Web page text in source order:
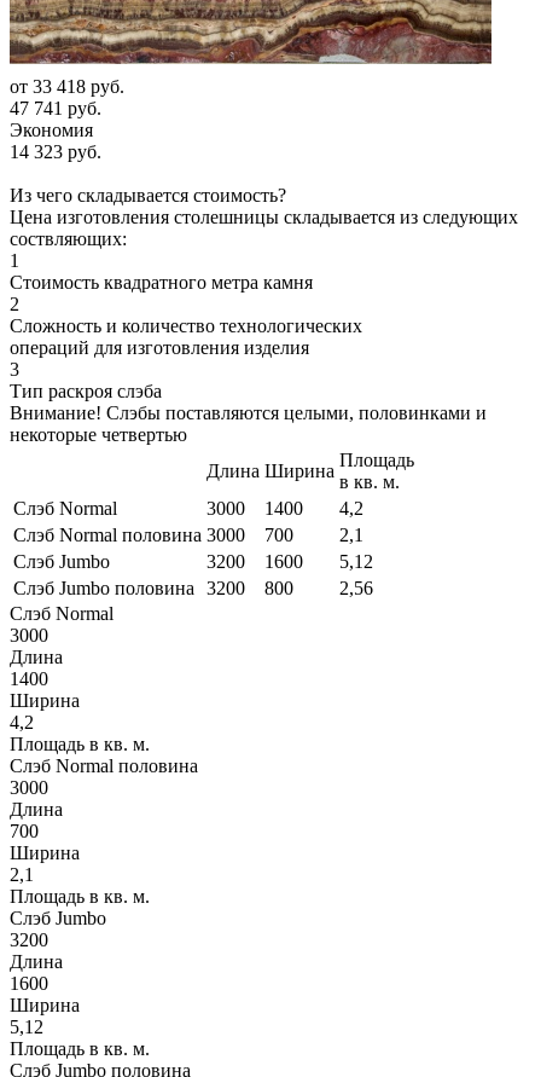
от 33 418 руб.
47 741 руб.
Экономия
14 323 руб.
Из чего складывается стоимость?
Цена изготовления столешницы складывается из следующих
соствляющих:
1
Стоимость квадратного метра камня
2
Сложность и количество технологических
операций для изготовления изделия
3
Тип раскроя слэба
Внимание! Слэбы поставляются целыми, половинками и
некоторые четвертью
Длина Ширина
Площадь
в кв. м.
Слэб Normal
3000 1400
4,2
Слэб Normal половина 3000 700
2,1
Слэб Jumbo
3200 1600
5,12
Слэб Jumbo половина
3200 800
2,56
Слэб Normal
3000
Длина
1400
Ширина
4,2
Площадь в кв. м.
Слэб Normal половина
3000
Длина
700
Ширина
2,1
Площадь в кв. м.
Слэб Jumbo
3200
Длина
1600
Ширина
5,12
Площадь в кв. м.
Слэб Jumbo половина